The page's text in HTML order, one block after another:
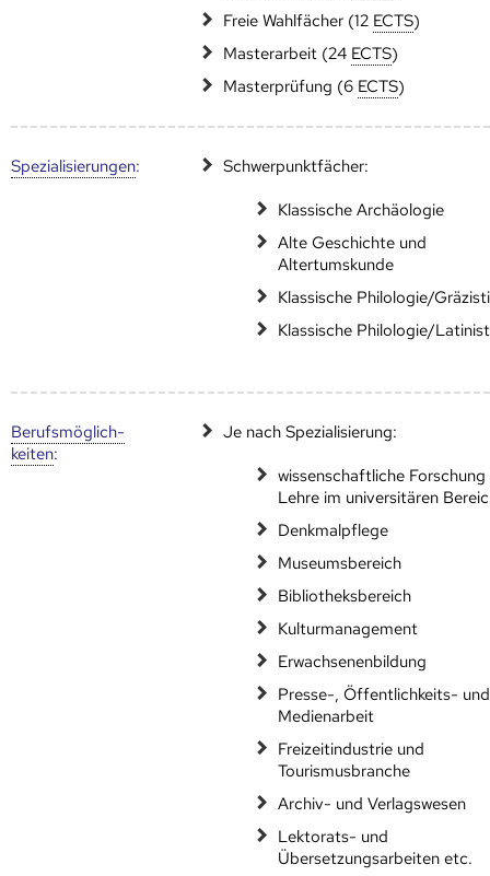
Freie Wahlfächer (12 ECTS)
Masterarbeit (24 ECTS)
Masterprüfung (6 ECTS)
Speziali­sierungen: Schwerpunktfächer:
Klassische Archäologie
Alte Geschichte und
Altertumskunde
Klassische Philologie/
Klassische Philologie/
Berufs­möglich­
keiten:
Je nach Spezialisierung:
wissenschaftliche Forschung
Lehre im universitären
Denkmalpflege
Museumsbereich
Bibliotheksbereich
Kulturmanagement
Erwachsenenbildung
Presse-, Öffentlichkeits- und
Medienarbeit
Freizeitindustrie und
Tourismusbranche
Archiv- und Verlagswesen
Lektorats- und
Übersetzungsarbeiten etc.